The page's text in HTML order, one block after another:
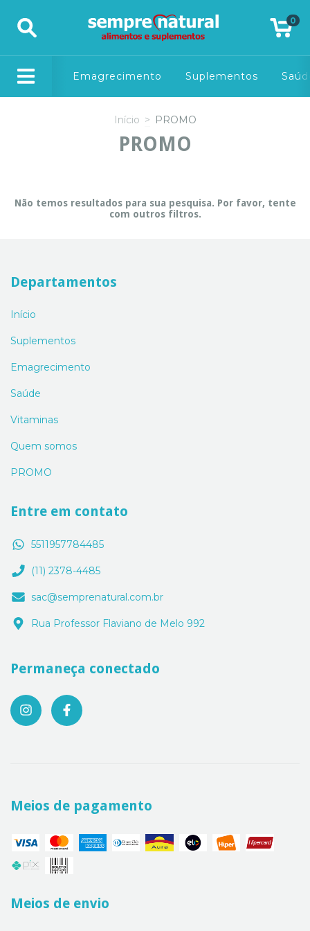
0
Emagrecimento Suplementos
Início > PROMO
PROMO
Não temos resultados para sua pesquisa. Por favor, tente
com outros filtros.
Departamentos
Início
Suplementos
Emagrecimento
Saúde
Vitaminas
Quem somos
PROMO
Entre em contato
5511957784485
(11) 2378-4485
sac@semprenatural.com.br
Rua Professor Flaviano de Melo 992
Permaneça conectado
Meios de pagamento
Meios de envio